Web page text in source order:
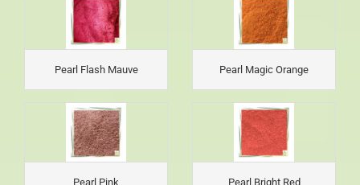
Pearl Flash Mauve Pearl Magic Orange
Pearl Pink Pearl Bright Red